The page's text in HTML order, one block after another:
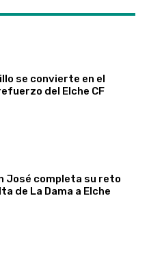
se convierte en el
del Elche CF
José completa su reto
de La Dama a Elche